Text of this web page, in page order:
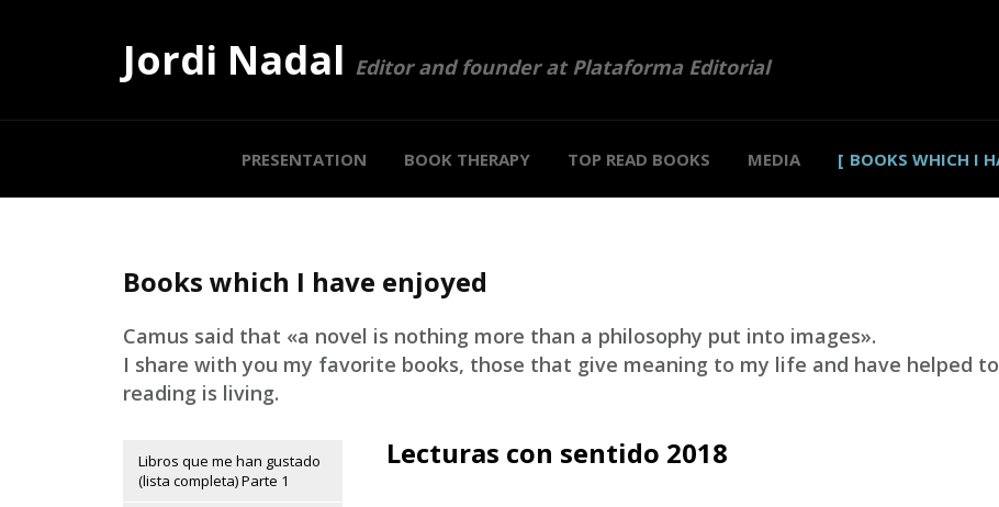
Jordi Nadal Editor and founder at Plataforma Editorial
PRESENTATION BOOK THERAPY TOP READ BOOKS MEDIA BOOKS WHICH I
Books which I have enjoyed
Camus said that «a novel is nothing more than a philosophy put into images».
I share with you my favorite books, those that give meaning to my life and have helped
reading is living.
Libros que me han gustado
(lista completa) Parte 1
Lecturas con sentido 2018